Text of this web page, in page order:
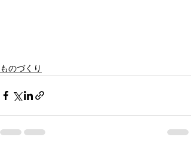
ものづくり